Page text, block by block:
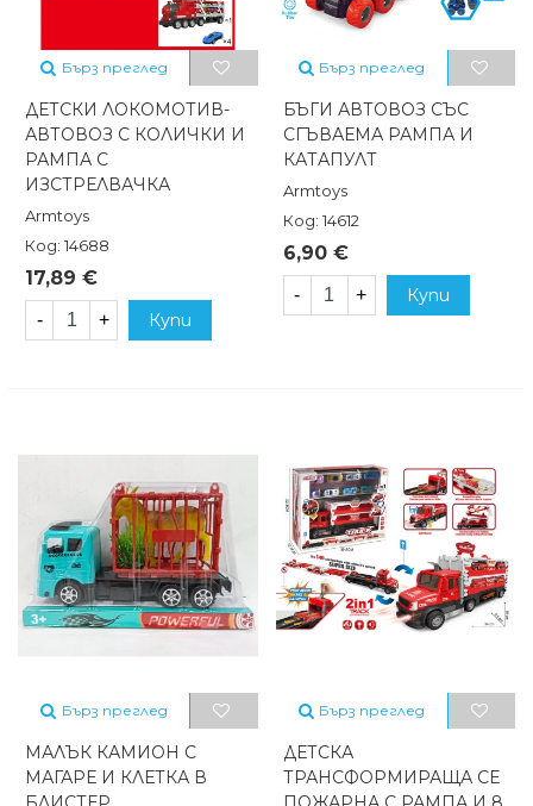
Бърз преглед
ДЕТСКИ ЛОКОМОТИВ-
АВТОВОЗ С КОЛИЧКИ И
РАМПА С
ИЗСТРЕЛВАЧКА
Armtoys
Код: 14688
17,89 €
- + Купи
Бърз преглед
БЪГИ АВТОВОЗ СЪС
СГЪВАЕМА РАМПА И
КАТАПУЛТ
Armtoys
Код: 14612
6,90 €
- + Купи
Бърз преглед
МАЛЪК КАМИОН С
МАГАРЕ И КЛЕТКА В
Бърз преглед
ДЕТСКА
ТРАНСФОРМИРАЩА СЕ